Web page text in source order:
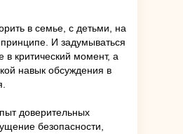
в семье, с детьми, на
И задумываться
в критический момент, а
навык обсуждения в
доверительных
безопасности,